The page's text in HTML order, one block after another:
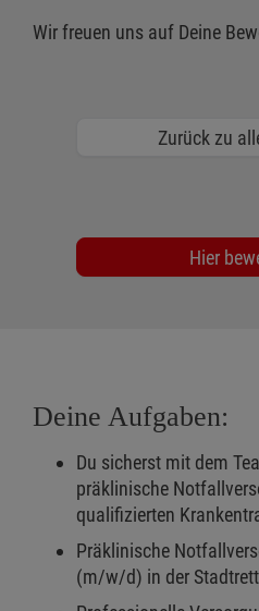
Wir freuen uns auf Deine
Zurück zu
Hier
Deine Aufgaben:
Du sicherst mit dem
präklinische
qualifizierten
Präklinische
(m/w/d) in der